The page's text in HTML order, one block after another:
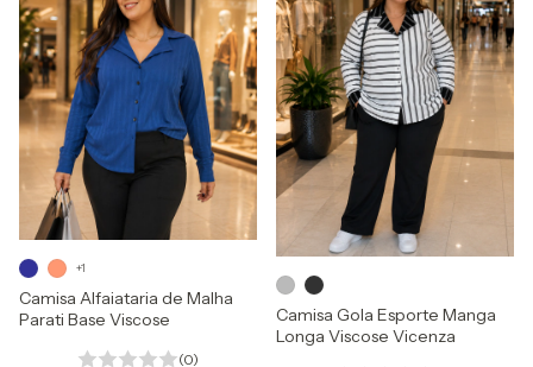
Camisa Alfaiataria de Malha
Parati Base Viscose
(0)
+1
Camisa Gola Esporte Manga
Longa Viscose Vicenza